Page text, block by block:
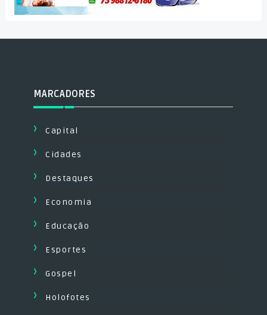
MARCADORES
Capital
Cidades
Destaques
Economia
Educação
Esportes
Gospel
Holofotes